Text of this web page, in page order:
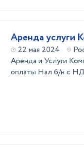
Аренда услуги
22 мая 2024
Аренда и Услуги
оплаты Нал б/н с